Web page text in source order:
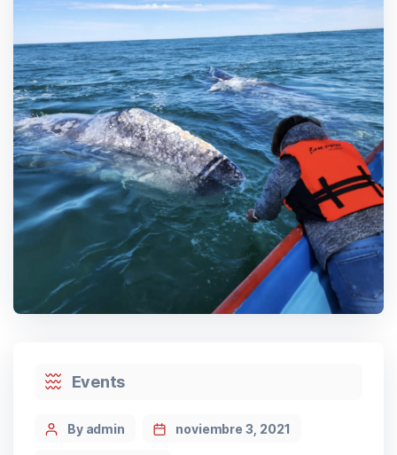
Events
By admin noviembre 3, 2021